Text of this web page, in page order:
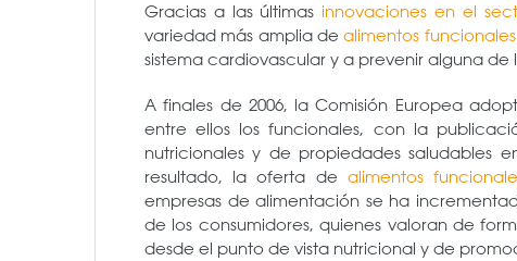
Gracias a las últimas innovaciones en el
variedad más amplia dealimentos funcionales
sistema cardiovascular y a prevenir alguna
A finales de 2006, la Comisión Europea
entre ellos los funcionales, con la
nutricionales y de propiedades saludables
resultado, la oferta de alimentos
empresas de alimentación se ha
de los consumidores, quienes valoran de
desde el punto de vista nutricional y de